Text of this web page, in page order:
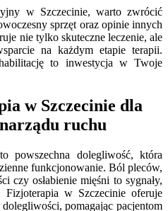
w Szczecinie, warto zwrócić
sprzęt oraz opinie innych
nie tylko skuteczne leczenie, ale
na każdym etapie terapii.
to inwestycja w Twoje
w Szczecinie dla
ruchu
powszechna dolegliwość, która
funkcjonowanie. Ból pleców,
czy osłabienie mięśni to sygnały,
w Szczecinie oferuje
pomagając pacjentom